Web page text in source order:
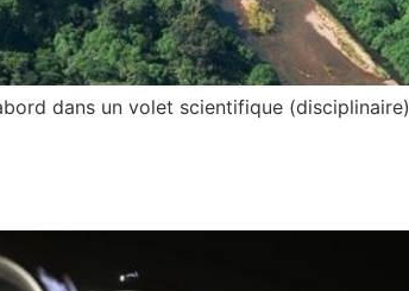
dans un volet scientifique (disciplinaire)